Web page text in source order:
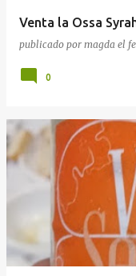
Venta la Ossa
publicado por magda el
0